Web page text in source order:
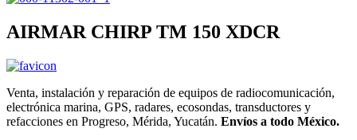
AIRMAR CHIRP TM 150 XDCR
Venta, instalación y reparación de equipos de radiocomunicación,
electrónica marina, GPS, radares, ecosondas, transductores y
refacciones en Progreso, Mérida, Yucatán. Envíos a todo México.